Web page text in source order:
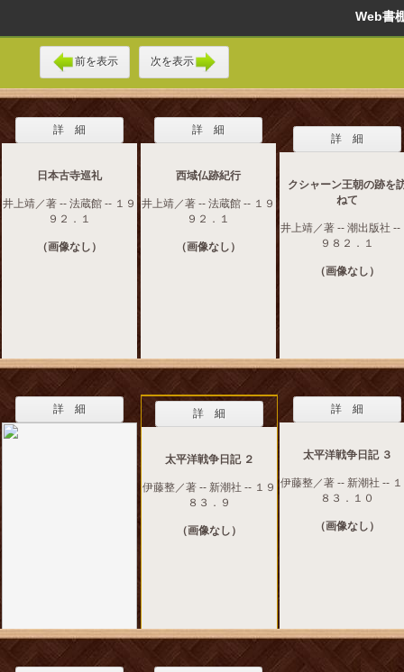
Web
前を表示 次を表示
詳 細
日本古寺巡礼
井上靖／著 -- 法蔵館 -- １９
９２．１
（画像なし）
詳 細
西域仏跡紀行
井上靖／著 -- 法蔵館 -- １９
９２．１
（画像なし）
詳 細
クシャーン王朝の跡を
ねて
井上靖／著 -- 潮出版社 --
９８２．１
（画像なし）
詳 細 詳 細
太平洋戦争日記 ２
伊藤整／著 -- 新潮社 -- １９
８３．９
（画像なし）
詳 細
太平洋戦争日記 ３
伊藤整／著 -- 新潮社 --
８３．１０
（画像なし）